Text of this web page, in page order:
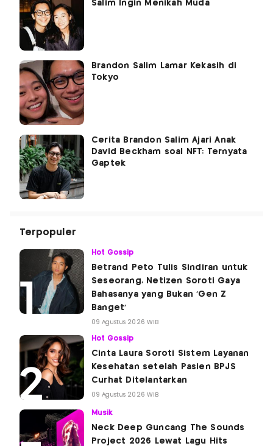
Salim Ingin Menikah Muda
Brandon Salim Lamar Kekasih di
Tokyo
Cerita Brandon Salim Ajari Anak
David Beckham soal NFT: Ternyata
Gaptek
Terpopuler
Hot Gossip
Betrand Peto Tulis Sindiran untuk
Seseorang, Netizen Soroti Gaya
Bahasanya yang Bukan 'Gen Z
Banget'
09 Agustus 2026 WIB
Hot Gossip
Cinta Laura Soroti Sistem Layanan
Kesehatan setelah Pasien BPJS
Curhat Ditelantarkan
09 Agustus 2026 WIB
Musik
Neck Deep Guncang The Sounds
Project 2026 Lewat Lagu Hits